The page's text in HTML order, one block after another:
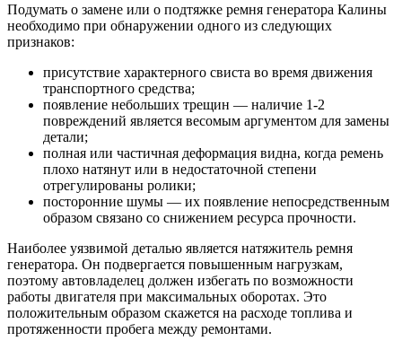
Подумать о замене или о подтяжке ремня генератора Калины
необходимо при обнаружении одного из следующих
признаков:
присутствие характерного свиста во время движения
транспортного средства;
появление небольших трещин — наличие 1-2
повреждений является весомым аргументом для замены
детали;
полная или частичная деформация видна, когда ремень
плохо натянут или в недостаточной степени
отрегулированы ролики;
посторонние шумы — их появление непосредственным
образом связано со снижением ресурса прочности.
Наиболее уязвимой деталью является натяжитель ремня
генератора. Он подвергается повышенным нагрузкам,
поэтому автовладелец должен избегать по возможности
работы двигателя при максимальных оборотах. Это
положительным образом скажется на расходе топлива и
протяженности пробега между ремонтами.